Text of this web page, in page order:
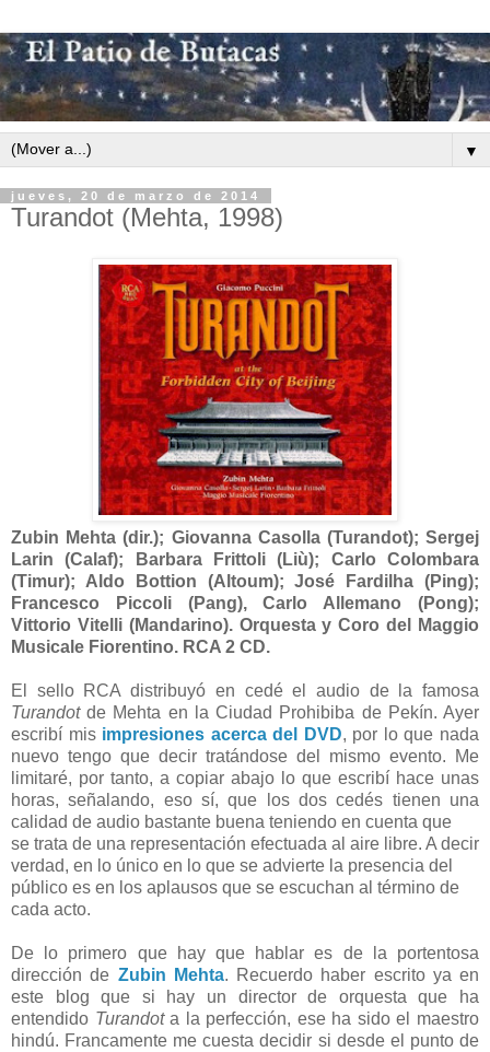
▼
jueves, 20 de marzo de 2014
Turandot (Mehta, 1998)
Zubin Mehta (dir.); Giovanna Casolla (Turandot); Sergej
Larin (Calaf); Barbara Frittoli (Liù); Carlo Colombara
(Timur); Aldo Bottion (Altoum); José Fardilha (Ping);
Francesco Piccoli (Pang), Carlo Allemano (Pong);
Vittorio Vitelli (Mandarino). Orquesta y Coro del Maggio
Musicale Fiorentino. RCA 2 CD.
El sello RCA distribuyó en cedé el audio de la famosa
Turandotde Mehta en la Ciudad Prohibiba de Pekín. Ayer
escribí mis impresiones acerca del DVD, por lo que nada
nuevo tengo que decir tratándose del mismo evento. Me
limitaré, por tanto, a copiar abajo lo que escribí hace unas
horas, señalando, eso sí, que los dos cedés tienen una
calidad de audio bastante buena teniendo en cuenta que
se trata de una representación efectuada al aire libre. A decir
verdad, en lo único en lo que se advierte la presencia del
público es en los aplausos que se escuchan al término de
cada acto.
De lo primero que hay que hablar es de la portentosa
dirección de Zubin Mehta. Recuerdo haber escrito ya en
este blog que si hay un director de orquesta que ha
entendido Turandota la perfección, ese ha sido el maestro
hindú. Francamente me cuesta decidir si desde el punto de